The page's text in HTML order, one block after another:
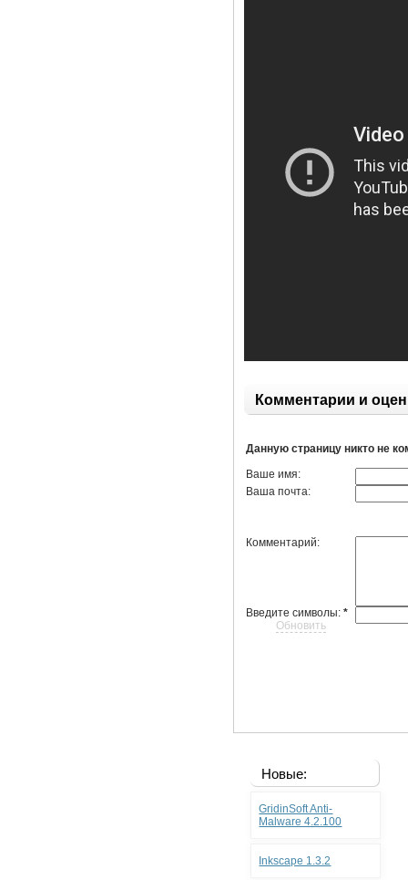
Комментарии и
Данную страницу никто не
Ваше имя:
Ваша почта:
Комментарий:
Введите символы:*
Обновить
Новые:
GridinSoft Anti-
Malware 4.2.100
Inkscape 1.3.2